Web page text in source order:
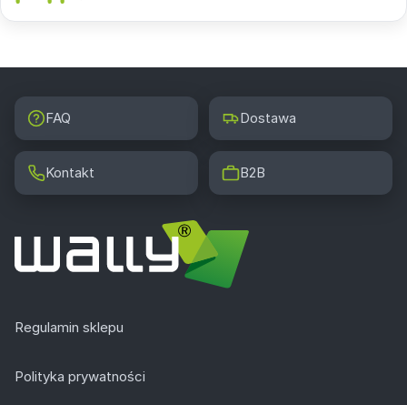
FAQ Dostawa
Kontakt B2B
Regulamin sklepu
Polityka prywatności